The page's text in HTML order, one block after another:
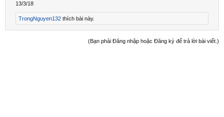
13/3/18
TrongNguyen132 thích bài này.
(Bạn phải Đăng nhập hoặc Đăng ký để trả lời bài viết.)